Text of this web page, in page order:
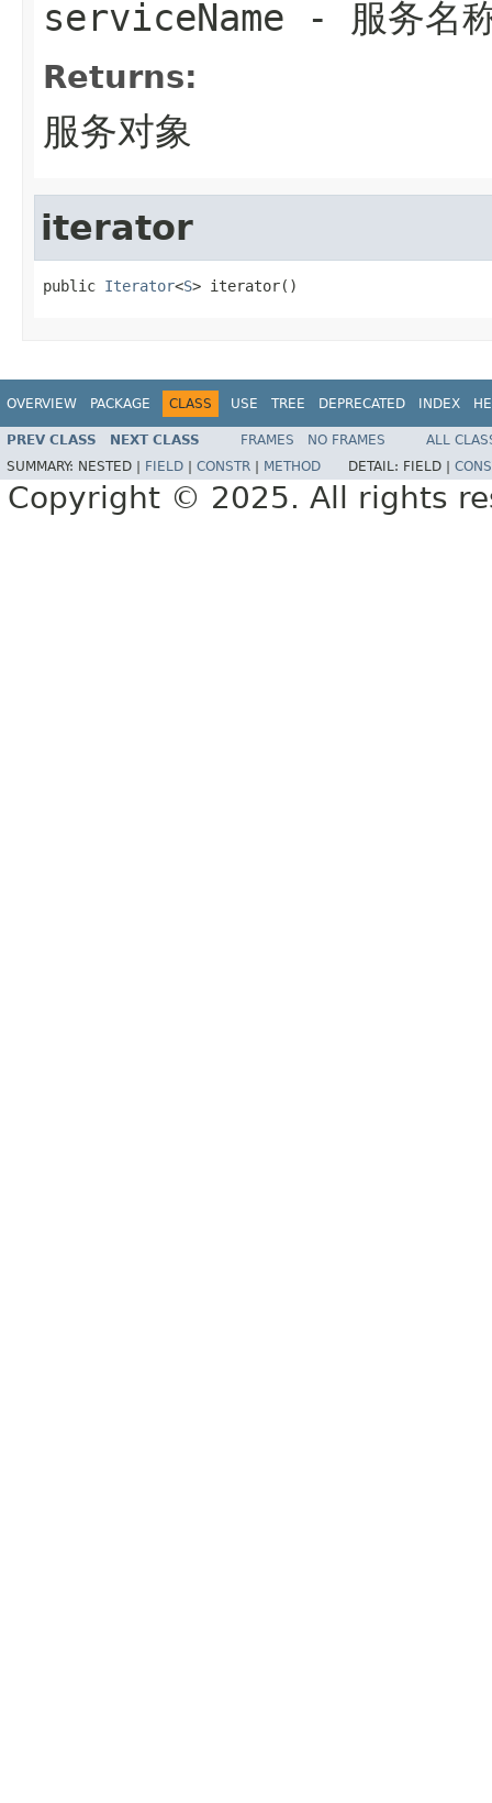
serviceName - 服务名
Returns:
服务对象
iterator
public Iterator<S> iterator()
OVERVIEW PACKAGE CLASS USE TREE DEPRECATED INDEX
PREV CLASS NEXT CLASS FRAMES NO FRAMES
ALL
SUMMARY: NESTED | FIELD CONSTR METHOD DETAIL: FIELD |
Copyright © 2025. All rights